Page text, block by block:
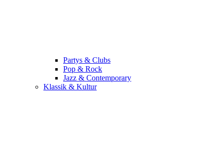
Partys & Clubs
Pop & Rock
Jazz & Contemporary
Klassik & Kultur